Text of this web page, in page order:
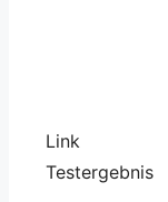
Link
Testergebnis